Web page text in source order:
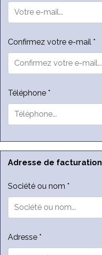
Confirmez votre e-mail *
Téléphone *
Adresse de facturation
Société ou nom *
Adresse *